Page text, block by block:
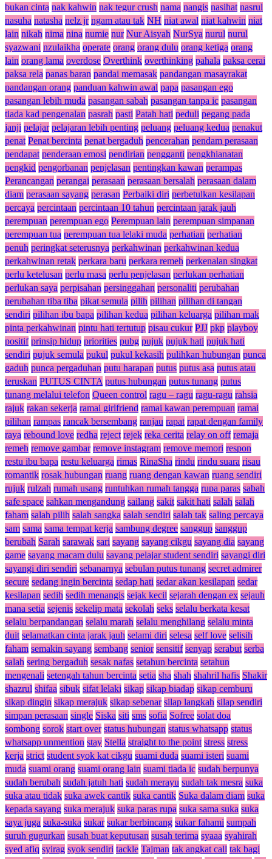
bukan cinta nak kahwin nak tegur crush nama nangis nasihat nasrul
nasuha natasha nelz jr ngam atau tak NH niat awal niat kahwin niat
lain nikah nima nina numie nur Nur Aisyah NurSya nurul nurul
syazwani nzulaikha operate orang orang dulu orang ketiga orang
lain orang lama overdose Overthink overthinking pahala paksa cerai
paksa rela panas baran pandai memasak pandangan masayrakat
pandangan orang panduan kahwin awal papa pasangan ego
pasangan lebih muda pasangan sabah pasangan tanpa ic pasangan
tiada kad pengenalan pasrah pasti Patah hati peduli pegang pada
janji pelajar pelajaran lebih penting peluang peluang kedua penakut
penat Penat bercinta penat bergaduh pencerahan pendam perasaan
pendapat penderaan emosi pendirian pengganti pengkhianatan
pengkid pengorbanan penjelasan pentingkan kawan perampas
Perancangan perangai perasaan perasaan bersalah perasaan dalam
diam perasaan sayang perasan Perbaiki diri perbetulkan kesilapan
percaya percintaan percintaan 10 tahun percintaan jarak jauh
perempuan perempuan ego Perempuan lain perempuan simpanan
perempuan tua perempuan tua lelaki muda perhatian perhatian
penuh peringkat seterusnya perkahwinan perkahwinan kedua
perkahwinan retak perkara baru perkara remeh perkenalan singkat
perlu ketelusan perlu masa perlu penjelasan perlukan perhatian
perlukan saya perpisahan persinggahan personaliti perubahan
perubahan tiba tiba pikat semula pilih pilihan pilihan di tangan
sendiri pilihan ibu bapa pilihan kedua pilihan keluarga pilihan mak
pinta perkahwinan pintu hati tertutup pisau cukur PJJ pkp playboy
positif prinsip hidup priorities pubg pujuk pujuk hati pujuk hati
sendiri pujuk semula pukul pukul kekasih pulihkan hubungan punca
gaduh punca pergaduhan putu harapan putus putus asa putus atau
teruskan PUTUS CINTA putus hubungan putus tunang putus
tunang melalui telefon Queen control ragu – ragu ragu-ragu rahsia
rajuk rakan sekerja ramai girlfriend ramai kawan perempuan ramai
pilihan rampas rancak bersembang ranjau rapat rapat dengan family
raya rebound love redha reject rejek reka cerita relay on off remaja
remeh remove gambar remove instagram remove memori respon
restu ibu bapa restu keluarga rimas RinaSha rindu rindu suara risau
romantik rosak hubungan ruang ruang dengan kawan ruang sendiri
rujuk rulzah rumah usang runtuhkan rumah tangga rupa paras sabah
safe space sahkan mengandung sailang sakit sakit hati salah salah
faham salah pilih salah sangka salah sendiri salah tak saling percaya
sam sama sama tempat kerja sambung degree sanggup sanggup
berubah Sarah sarawak sari sayang sayang cikgu sayang dia sayang
game sayang macam dulu sayang pelajar student sendiri sayangi diri
sayangi diri sendiri sebanarnya sebulan putus tunang secret admirer
secure sedang ingin bercinta sedap hati sedar akan kesilapan sedar
kesilapan sedih sedih menangis sejak kecil sejarah dengan ex sejauh
mana setia sejenis sekelip mata sekolah seks selalu berkata kesat
selalu berpandangan selalu marah selalu menghilang selalu minta
duit selamatkan cinta jarak jauh selami diri selesa self love selisih
faham semakin sayang sembang senior sensitif senyap serabut serba
salah sering bergaduh sesak nafas setahun bercinta setahun
mengenali setengah tahun bercinta setia sha shah shahril hafis Shakir
shazrul shifaa sibuk sifat lelaki sikap sikap biadap sikap cemburu
sikap dingin sikap merajuk sikap sebenar silap langkah silap sendiri
simpan perasaan single Siska siti sms sofia Sofree solat doa
sombong sorok start over status hubungan status whatsapp status
whatsapp unmention stay Stella straight to the point stress stress
kerja strict student syok kat cikgu suami duda suami isteri suami
muda suami orang suami orang lain suami tiada ic sudah berpunya
sudah berubah sudah jatuh hati sudah merayu sudah tak mesra suka
suka atau tidak suka awek cantik suka cantik Suka dalam diam suka
kepada sayang suka merajuk suka paras rupa suka sama suka suka
saya juga suka-suka sukar sukar berbincang sukar fahami sumpah
suruh gugurkan susah buat keputusan susah terima syaaa syahirah
syed afiq syirag syok sendiri tackle Tajman tak angkat call tak bagi